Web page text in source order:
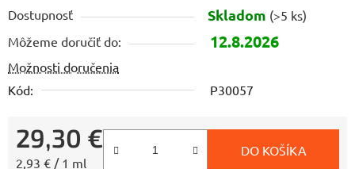
Dostupnosť Skladom (>5 ks)
Môžeme doručiť do:
12.8.2026
Možnosti doručenia
Kód:
P30057
29,30 €
Jednotková cena:
2,93 € / 1 ml
DO KOŠÍKA